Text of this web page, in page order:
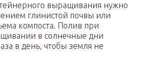
выращивания нужно
глинистой почвы или
компоста. Полив при
в солнечные дни
в день, чтобы земля не